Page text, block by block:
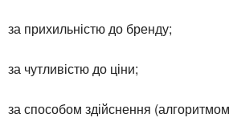
за прихильністю до бренду;
за чутливістю до ціни;
за способом здійснення